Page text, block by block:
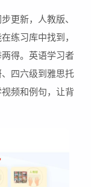
更新，人教版、
练习库中找到，
得。英语学习者
四六级到雅思托
频和例句，让背